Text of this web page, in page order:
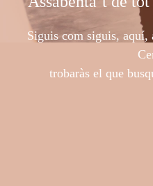
Siguis com siguis, aquí,
trobaràs el que